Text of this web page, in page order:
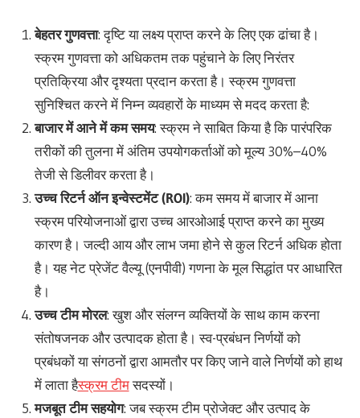
बेहतर गुणवत्ता: दृष्टि या लक्ष्य प्राप्त करने के लिए एक ढांचा है।
स्क्रम गुणवत्ता को अधिकतम तक पहुंचाने के लिए निरंतर
प्रतिक्रिया और दृश्यता प्रदान करता है। स्क्रम गुणवत्ता
सुनिश्चित करने में निम्न व्यवहारों के माध्यम से मदद करता है:
बाजार में आने में कम समय: स्क्रम ने साबित किया है कि पारंपरिक
तरीकों की तुलना में अंतिम उपयोगकर्ताओं को मूल्य 30%–40%
तेजी से डिलीवर करता है।
उच्च रिटर्न ऑन इन्वेस्टमेंट (ROI): कम समय में बाजार में आना
स्क्रम परियोजनाओं द्वारा उच्च आरओआई प्राप्त करने का मुख्य
कारण है। जल्दी आय और लाभ जमा होने से कुल रिटर्न अधिक होता
है। यह नेट प्रेजेंट वैल्यू (एनपीवी) गणना के मूल सिद्धांत पर आधारित
है।
उच्च टीम मोरल: खुश और संलग्न व्यक्तियों के साथ काम करना
संतोषजनक और उत्पादक होता है। स्व-प्रबंधन निर्णयों को
प्रबंधकों या संगठनों द्वारा आमतौर पर किए जाने वाले निर्णयों को हाथ
में लाता हैस्क्रम टीमसदस्यों।
मजबूत टीम सहयोग: जब स्क्रम टीम प्रोजेक्ट और उत्पाद के